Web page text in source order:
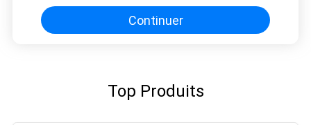
Continuer
Top Produits